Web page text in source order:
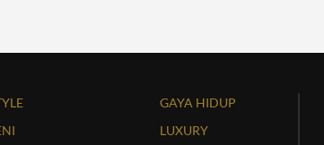
GAYA HIDUP
LUXURY